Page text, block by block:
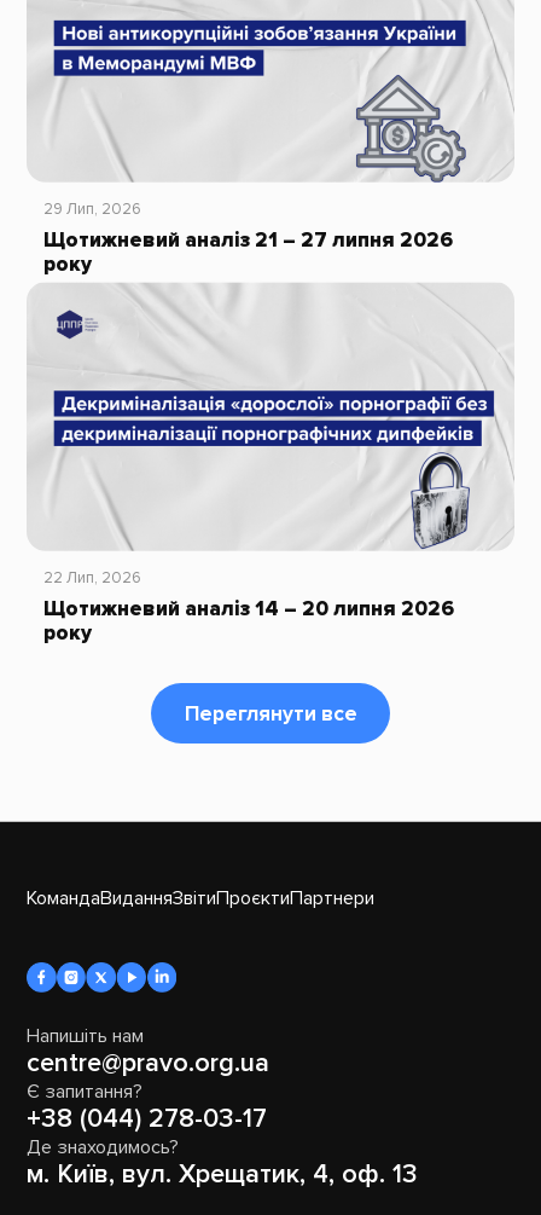
29 Лип, 2026
Щотижневий аналіз 21 – 27 липня 2026
року
22 Лип, 2026
Щотижневий аналіз 14 – 20 липня 2026
року
Переглянути все
КомандаВиданняЗвітиПроєктиПартнери
Напишіть нам
centre@pravo.org.ua
Є запитання?
+38 (044) 278-03-17
Де знаходимось?
м. Київ, вул. Хрещатик, 4, оф. 13